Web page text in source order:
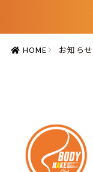
HOME お知らせ